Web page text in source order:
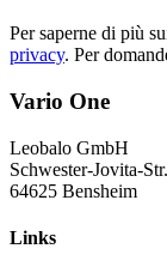
Per saperne di più
privacy. Per
Vario One
Leobalo GmbH
Schwester-Jovita-
64625 Bensheim
Links